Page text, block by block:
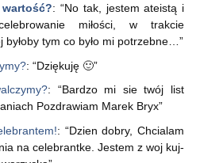
: “No tak, jestem ateistą i
miłości, w trakcie
tym co było mi potrzebne… ”
: “Dziękuję 🙂”
: “Bardzo mi sie twój list
Pozdrawiam Marek Bryx”
: “Dzien dobry, Chcialam
na celebrantke. Jestem z woj kuj-